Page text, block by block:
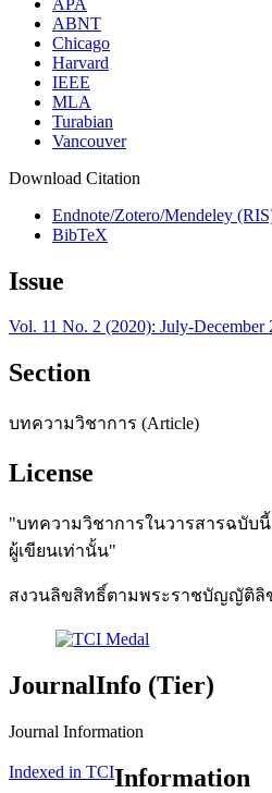
ABNT
Chicago
Harvard
IEEE
MLA
Turabian
Vancouver
Download Citation
Endnote/Zotero/Mendeley
BibTeX
Issue
Vol. 11 No. 2 (2020): July-December
Section
บทความวิชาการ (Article)
License
"บทความวิชาการในวารสารฉบับ
ผู้เขียนเท่านั้น"
สงวนลิขสิทธิ์ตามพระราชบัญญัติลิ
JournalInfo (Tier)
Journal Information
Indexed in TCIInformation